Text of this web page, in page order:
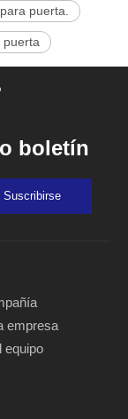
puerta.
puerta
boletín
Suscribirse
empresa
equipo